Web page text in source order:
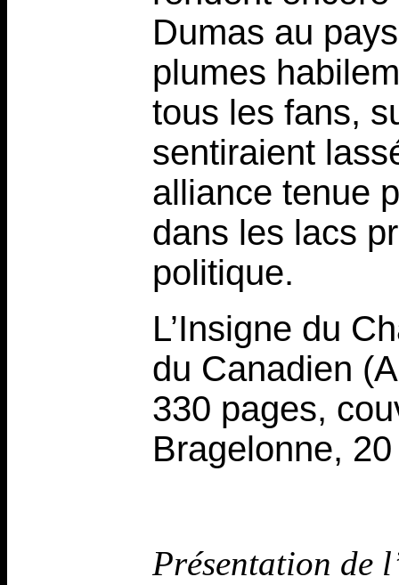
Dumas au
plumes
tous les fans,
sentiraient
alliance tenue
dans les lacs
politique.
L’Insigne du
du Canadien
330 pages,
Bragelonne,
Présentation de